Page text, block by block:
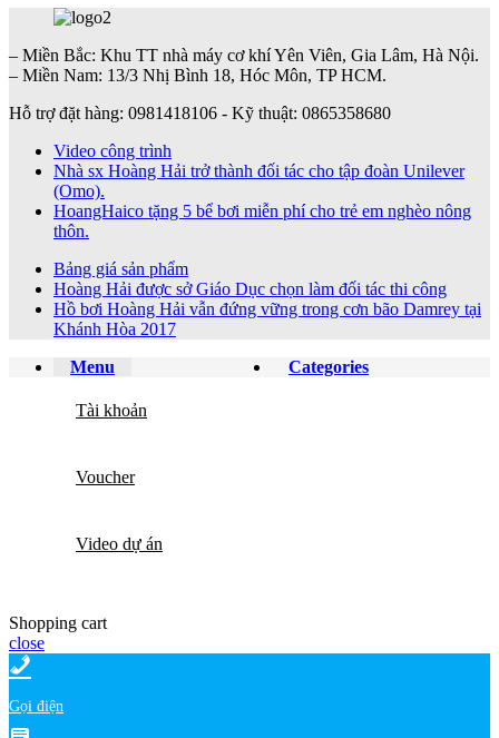
– Miền Bắc: Khu TT nhà máy cơ khí Yên Viên, Gia Lâm, Hà Nội.
– Miền Nam: 13/3 Nhị Bình 18, Hóc Môn, TP HCM.
Hỗ trợ đặt hàng: 0981418106 - Kỹ thuật: 0865358680
Video công trình
Nhà sx Hoàng Hải trở thành đối tác cho tập đoàn Unilever
(Omo).
HoangHaico tặng 5 bể bơi miễn phí cho trẻ em nghèo nông
thôn.
Bảng giá sản phẩm
Hoàng Hải được sở Giáo Dục chọn làm đối tác thi công
Hồ bơi Hoàng Hải vẫn đứng vững trong cơn bão Damrey tại
Khánh Hòa 2017
Menu
Categories
Tài khoản
Voucher
Video dự án
Shopping cart
close
Gọi điện